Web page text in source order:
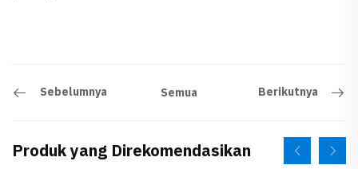
Sebelumnya Semua Berikutnya
Produk yang Direkomendasikan